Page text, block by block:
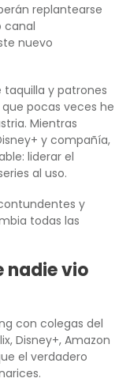
replantearse
canal
nuevo
taquilla y patrones
pocas veces he
Mientras
y compañía,
liderar el
al uso.
y
todas las
nadie vio
con colegas del
Disney+, Amazon
el verdadero